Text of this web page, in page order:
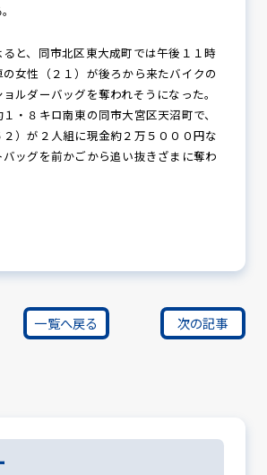
防犯対策情報
犯協力会について
と、同市北区東大成町では午後１１時
女性（２１）が後ろから来たバイクの
ルダーバッグを奪われそうになった。
・８キロ南東の同市大宮区天沼町で、
）が２人組に現金約２万５０００円な
ッグを前かごから追い抜きざまに奪わ
一覧へ戻る 次の記事